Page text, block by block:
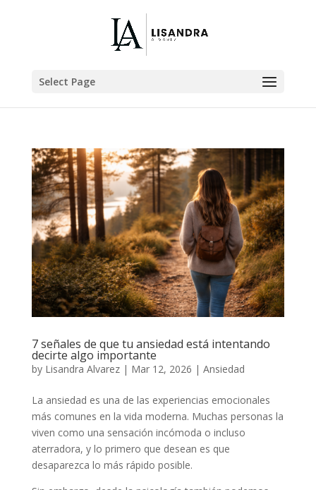
Select Page
7 señales de que tu ansiedad está intentando
decirte algo importante
by Lisandra Alvarez| Mar 12, 2026 | Ansiedad
La ansiedad es una de las experiencias emocionales
más comunes en la vida moderna. Muchas personas la
viven como una sensación incómoda o incluso
aterradora, y lo primero que desean es que
desaparezca lo más rápido posible.